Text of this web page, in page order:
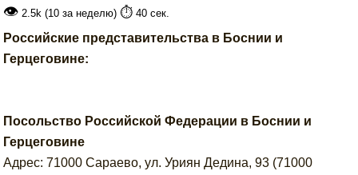
👁 2.5k (10 за неделю) ⏱️ 40 сек.
Российские представительства в Боснии и
Герцеговине:
Посольство Российской Федерации в Боснии и
Герцеговине
Адрес: 71000 Сараево, ул. Уриян Дедина, 93 (71000